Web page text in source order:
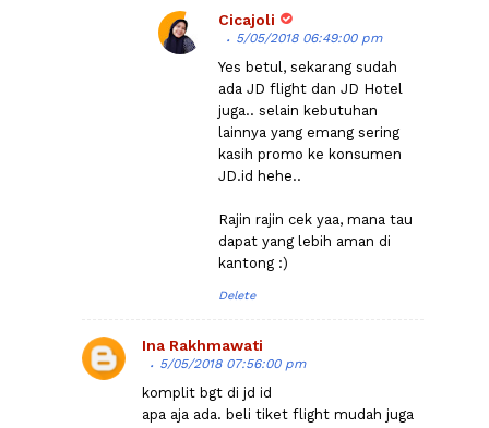
Cicajoli
5/05/2018 06:49:00 pm
Yes betul, sekarang sudah
ada JD flight dan JD Hotel
juga.. selain kebutuhan
lainnya yang emang sering
kasih promo ke konsumen
JD.id hehe..
Rajin rajin cek yaa, mana tau
dapat yang lebih aman di
kantong :)
Delete
Ina Rakhmawati
5/05/2018 07:56:00 pm
komplit bgt di jd id
apa aja ada. beli tiket flight mudah juga